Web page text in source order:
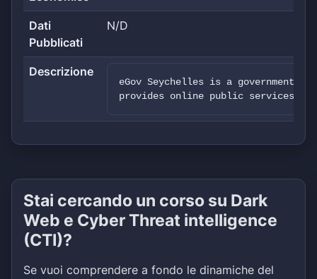
Dati
Pubblicati
N/D
Descrizione
eGov Seychelles is a government
provides online public services
Stai cercando un corso su Dark
Web e Cyber Threat intelligence
(CTI)?
Se vuoi comprendere a fondo le dinamiche del